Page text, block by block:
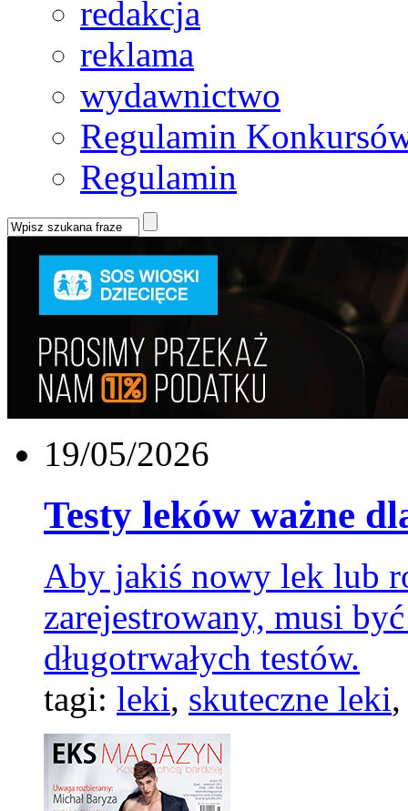
redakcja
reklama
wydawnictwo
Regulamin
Regulamin
19/05/2026
Testy leków ważne
Aby jakiś nowy lek lub
zarejestrowany, musi
długotrwałych testów.
tagi: leki, skuteczne leki